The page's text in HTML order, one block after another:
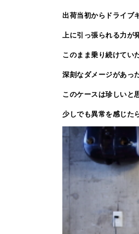
出荷当初からドライブ
上に引っ張られる力が
このまま乗り続けてい
深刻なダメージがあっ
このケースは珍しいと
少しでも異常を感じた